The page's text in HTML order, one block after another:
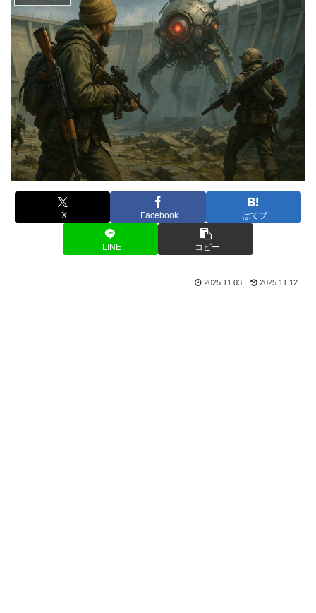
X Facebook はてブ
LINE コピー
2025.11.03 2025.11.12